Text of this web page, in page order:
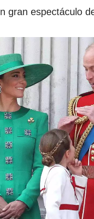
gran espectáculo